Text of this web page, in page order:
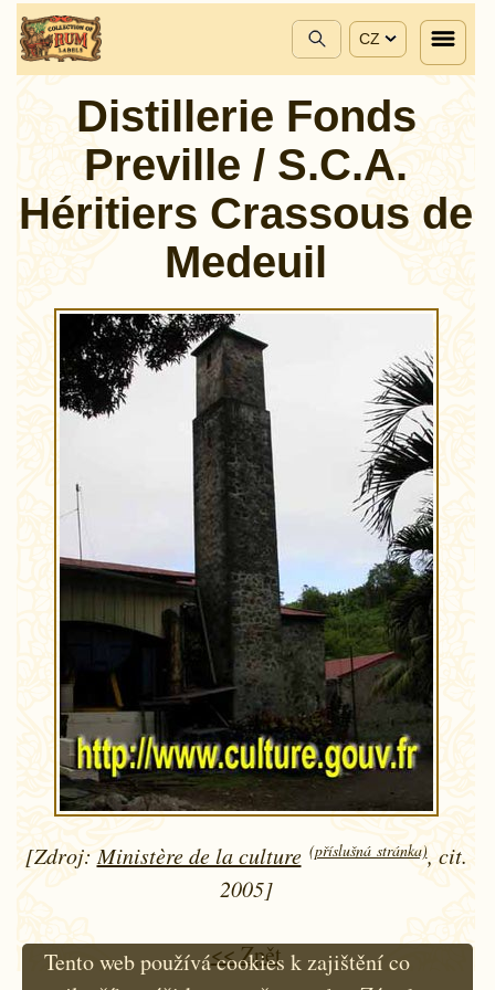
CZ
Distillerie Fonds
Preville / S.C.A.
Héritiers Crassous de
Medeuil
[Zdroj: Ministère de la culture (příslušná stránka), cit.
2005]
<< Zpět
Tento web používá cookies k zajištění co